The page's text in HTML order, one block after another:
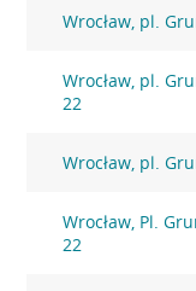
Wrocław, pl.
Wrocław, pl.
22
Wrocław, pl.
Wrocław, Pl.
22